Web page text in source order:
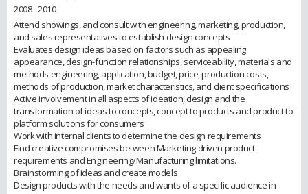
2008 - 2010
Attend showings, and consult with engineering, marketing, production,
and sales representatives to establish design concepts
Evaluates design ideas based on factors such as appealing
appearance, design-function relationships, serviceability, materials and
methods engineering, application, budget, price, production costs,
methods of production, market characteristics, and client specifications
Active involvement in all aspects of ideation, design and the
transformation of ideas to concepts, concept to products and product to
platform solutions for consumers
Work with internal clients to determine the design requirements
Find creative compromises between Marketing driven product
requirements and Engineering/Manufacturing limitations.
Brainstorming of ideas and create models
Design products with the needs and wants of a specific audience in